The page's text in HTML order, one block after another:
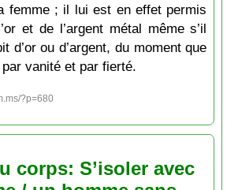
femme ; il lui est en effet permis
et de l’argent métal même s’il
d’or ou d’argent, du moment que
vanité et par fierté.
?p=680
corps: S’isoler avec